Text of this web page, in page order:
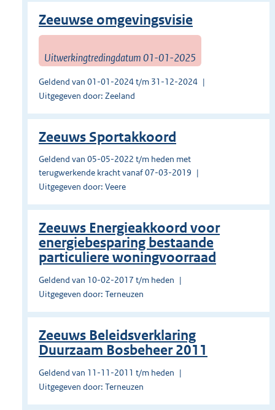
Zeeuwse omgevingsvisie
Uitwerkingtredingdatum 01-01-2025
Geldend van 01-01-2024 t/m 31-12-2024
Uitgegeven door: Zeeland
Zeeuws Sportakkoord
Geldend van 05-05-2022 t/m heden met
terugwerkende kracht vanaf 07-03-2019
Uitgegeven door: Veere
Zeeuws Energieakkoord voor
energiebesparing bestaande
particuliere woningvoorraad
Geldend van 10-02-2017 t/m heden
Uitgegeven door: Terneuzen
Zeeuws Beleidsverklaring
Duurzaam Bosbeheer 2011
Geldend van 11-11-2011 t/m heden
Uitgegeven door: Terneuzen